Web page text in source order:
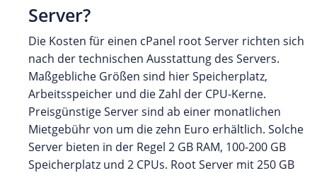
Server?
Die Kosten für einen cPanel root Server richten sich
nach der technischen Ausstattung des Servers.
Maßgebliche Größen sind hier Speicherplatz,
Arbeitsspeicher und die Zahl der CPU-Kerne.
Preisgünstige Server sind ab einer monatlichen
Mietgebühr von um die zehn Euro erhältlich. Solche
Server bieten in der Regel 2 GB RAM, 100-200 GB
Speicherplatz und 2 CPUs. Root Server mit 250 GB